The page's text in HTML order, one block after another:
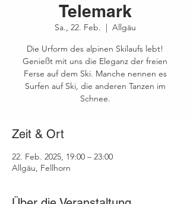
Telemark
Sa., 22. Feb.
  |
Allgäu
Die Urform des alpinen Skilaufs lebt!
Genießt mit uns die Eleganz der freien
Ferse auf dem Ski. Manche nennen es
Surfen auf Ski, die anderen Tanzen im
Schnee.
Zeit & Ort
22. Feb. 2025, 19:00 – 23:00
Allgäu, Fellhorn